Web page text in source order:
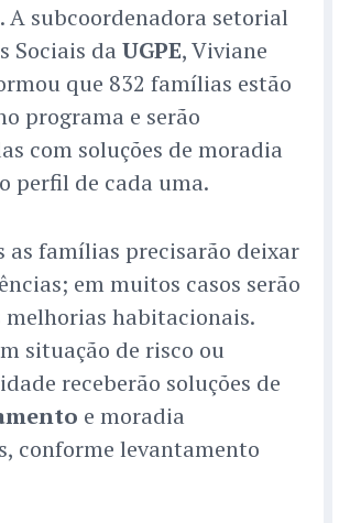
. A subcoordenadora setorial
Sociais da UGPE, Viviane
que 832 famílias estão
programa e serão
com soluções de moradia
perfil de cada uma.
as famílias precisarão deixar
em muitos casos serão
melhorias habitacionais.
situação de risco ou
receberão soluções de
e moradia
conforme levantamento